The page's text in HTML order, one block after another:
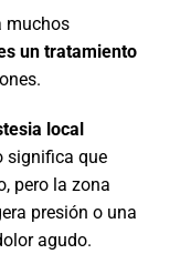
muchos
un tratamiento
local
significa que
pero la zona
presión o una
agudo.